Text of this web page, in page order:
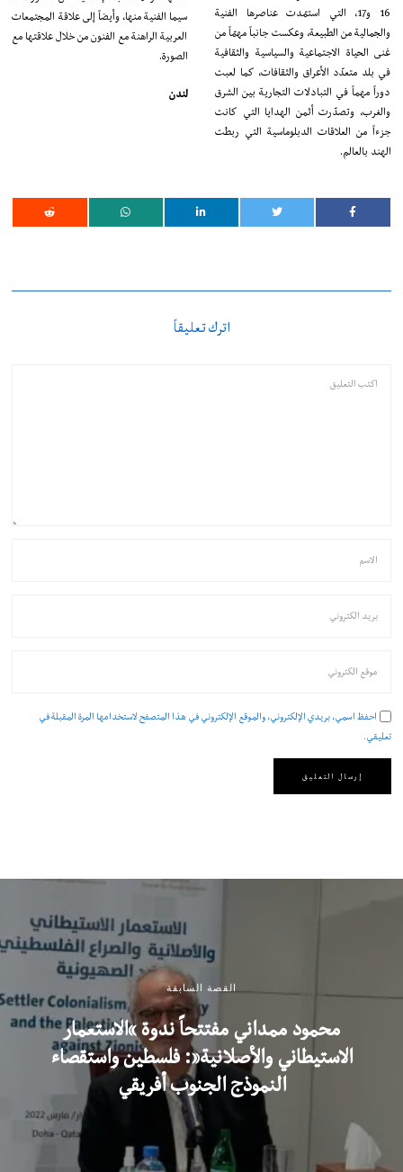
16 و17، التي استمّدت عناصرها الفنية
والجمالية من الطبيعة، وعكست جانباً مهمّاً من
غنى الحياة الاجتماعية والسياسية والثقافية
في بلد متعدّد الأعراق والثقافات، كما لعبت
دوراً مهماً في التبادلات التجارية بين الشرق
والغرب، وتصدّرت أثمن الهدايا التي كانت
جزءاً من العلاقات الدبلوماسية التي ربطت
الهند بالعالم.
سيما الفنية منها، وأيضاً إلى علاقة المجتمعات
العربية الراهنة مع الفنون من خلال علاقتها مع
الصورة.
لندن
اترك تعليقاً
احفظ اسمي، بريدي الإلكتروني، والموقع الإلكتروني في هذا المتصفح لاستخدامها المرة المقبلة في
تعليقي.
القصة السابقة
محمود ممداني مفتتحاً ندوة “الاستعمار
الاستيطاني والأصلانية”: فلسطين واستقصاء
النموذج الجنوب أفريقي